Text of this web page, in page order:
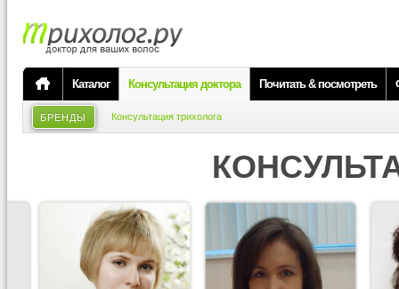
Каталог Консультация доктора Почитать & посмотреть
БРЕНДЫ Консультация трихолога